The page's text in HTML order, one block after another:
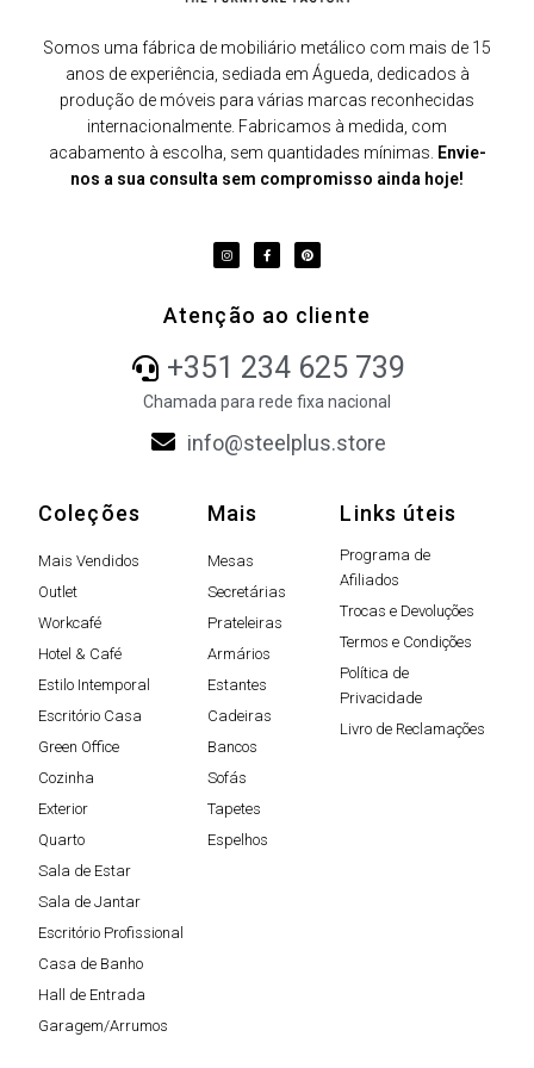
Somos uma fábrica de mobiliário metálico com mais de 15
anos de experiência, sediada em Águeda, dedicados à
produção de móveis para várias marcas reconhecidas
internacionalmente. Fabricamos à medida, com
acabamento à escolha, sem quantidades mínimas. Envie-
nos a sua consulta sem compromisso ainda hoje!
Atenção ao cliente
+351 234 625 739
Chamada para rede fixa nacional
info@steelplus.store
Coleções
Mais Vendidos
Outlet
Workcafé
Hotel & Café
Estilo Intemporal
Escritório Casa
Green Office
Cozinha
Exterior
Quarto
Sala de Estar
Sala de Jantar
Escritório Profissional
Casa de Banho
Hall de Entrada
Garagem/Arrumos
Mais
Mesas
Secretárias
Prateleiras
Armários
Estantes
Cadeiras
Bancos
Sofás
Tapetes
Espelhos
Links úteis
Programa de
Afiliados
Trocas e Devoluções
Termos e Condições
Política de
Privacidade
Livro de Reclamações